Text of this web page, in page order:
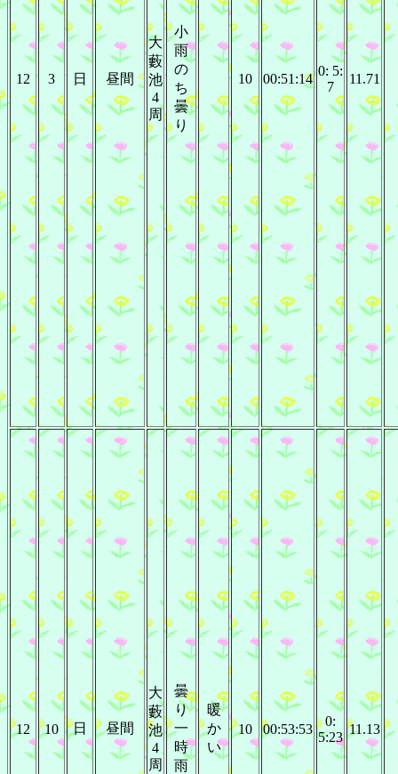
12 3 日 昼間
大
藪
池
4
周
小
雨
の
ち
曇
り
10 00:51:14
0: 5:
7
11.71
12 10 日 昼間
大
藪
池
4
周
曇
り
一
時
雨
暖
か
い
10 00:53:53
0:
5:23
11.13